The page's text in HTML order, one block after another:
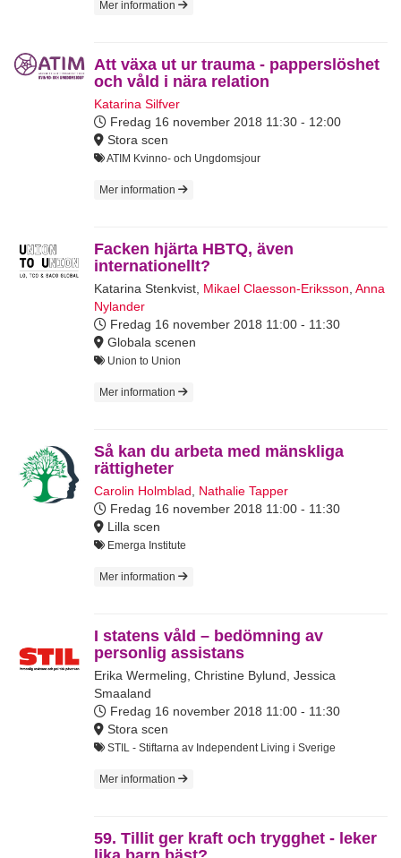
Mer information
Att växa ut ur trauma - papperslöshet
och våld i nära relation
Katarina Silfver
Fredag 16 november 2018 11:30 - 12:00
Stora scen
ATIM Kvinno- och Ungdomsjour
Mer information
Facken hjärta HBTQ, även
internationellt?
Katarina Stenkvist Mikael Claesson-Eriksson Anna
Nylander
Fredag 16 november 2018 11:00 - 11:30
Globala scenen
Union to Union
Mer information
Så kan du arbeta med mänskliga
rättigheter
Carolin Holmblad
Nathalie Tapper
Fredag 16 november 2018 11:00 - 11:30
Lilla scen
Emerga Institute
Mer information
I statens våld – bedömning av
personlig assistans
Erika Wermeling Christine Bylund Jessica
Smaaland
Fredag 16 november 2018 11:00 - 11:30
Stora scen
STIL - Stiftarna av Independent Living i Sverige
Mer information
59. Tillit ger kraft och trygghet - leker